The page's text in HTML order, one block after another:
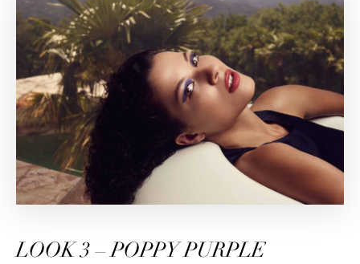
LOOK 3 – POPPY PURPLE